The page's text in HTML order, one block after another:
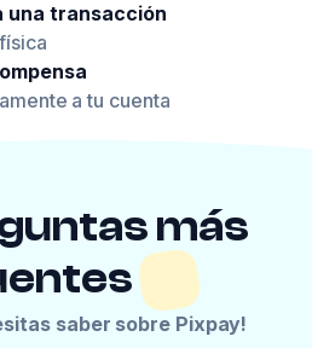
una transacción
a tu cuenta
más
saber sobre Pixpay!